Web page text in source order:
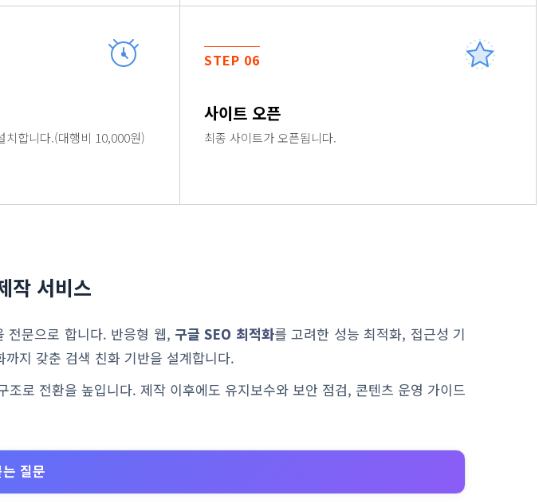
치합니다.(대행비 10,000원)
STEP 06
사이트 오픈
최종 사이트가 오픈됩니다.
작 서비스
전문으로 합니다. 반응형 웹, 구글 SEO 최적화를 고려한 성능 최적화, 접근성 기
까지 갖춘 검색 친화 기반을 설계합니다.
로 전환을 높입니다. 제작 이후에도 유지보수와 보안 점검, 콘텐츠 운영 가이드
질문